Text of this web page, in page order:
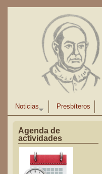
Pasar al contenido principal
Noticias Presbíteros
Agenda de
actividades